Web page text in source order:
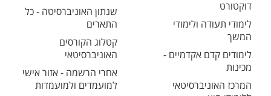
דוקטורט
לימודי תעודה ולימודי
המשך
לימודים קדם אקדמיים -
מכינות
המרכז האוניברסיטאי
שנתון האוניברסיטה - כל
התארים
קטלוג הקורסים
האוניברסיטאי
אחרי הרשמה - אזור אישי
למועמדים ולמועמדות